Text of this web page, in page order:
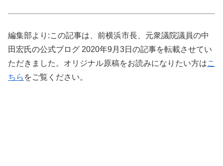
編集部より:この記事は、前横浜市長、元衆議院議員の中
田宏氏の公式ブログ 2020年9月3日の記事を転載させてい
ただきました。オリジナル原稿をお読みになりたい方はこ
ちら をご覧ください。